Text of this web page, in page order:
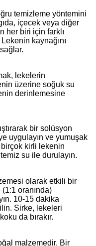
temizleme yöntemini
içecek veya diğer
her biri için farklı
kaynağını
lekelerin
üzerine soğuk su
derinlemesine
bir solüsyon
uygulayın ve yumuşak
kirli lekenin
temiz su ile durulayın.
olarak etkili bir
(1:1 oranında)
10-15 dakika
Sirke, lekeleri
da bırakır.
malzemedir. Bir